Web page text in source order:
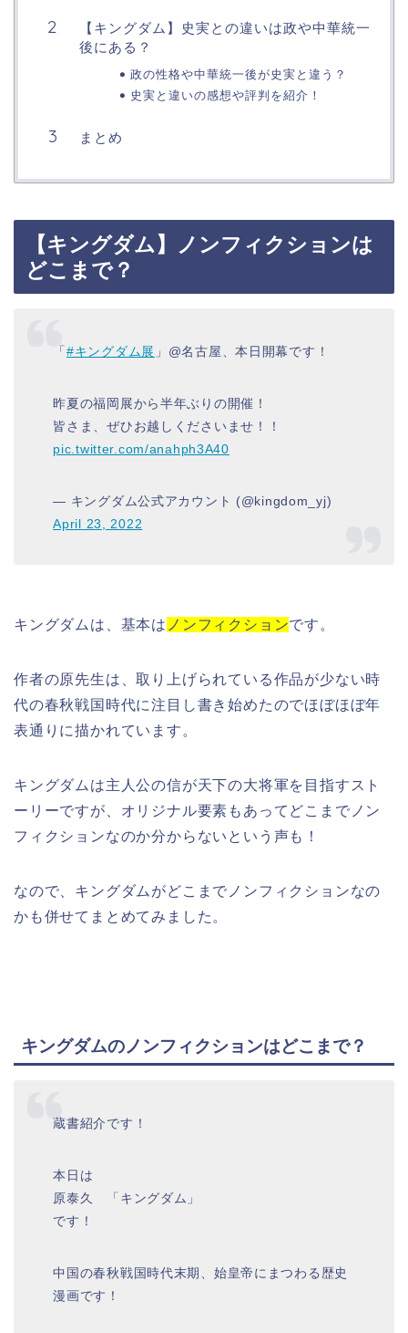
【キングダム】史実との違いは政や中華統一
後にある？
政の性格や中華統一後が史実と違う？
史実と違いの感想や評判を紹介！
まとめ
【キングダム】ノンフィクションは
どこまで？
「 #キングダム展 」@名古屋、本日開幕です！
昨夏の福岡展から半年ぶりの開催！
皆さま、ぜひお越しくださいませ！！
pic.twitter.com/anahph3A40
— キングダム公式アカウント (@kingdom_yj)
April 23, 2022
キングダムは、基本は ノンフィクションです。
作者の原先生は、取り上げられている作品が少ない時
代の春秋戦国時代に注目し書き始めたのでほぼほぼ年
表通りに描かれています。
キングダムは主人公の信が天下の大将軍を目指すスト
ーリーですが、オリジナル要素もあってどこまでノン
フィクションなのか分からないという声も！
なので、キングダムがどこまでノンフィクションなの
かも併せてまとめてみました。
キングダムのノンフィクションはどこまで？
蔵書紹介です！
本日は
原泰久 「キングダム」
です！
中国の春秋戦国時代末期、始皇帝にまつわる歴史
漫画です！